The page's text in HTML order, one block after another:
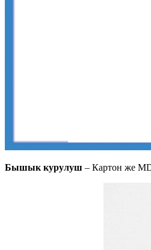
Бышык курулуш – Картон же